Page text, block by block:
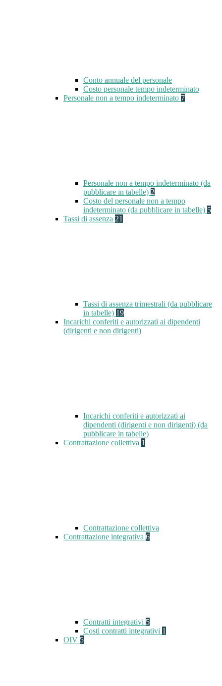
Conto annuale del personale
Costo personale tempo indeterminato
Personale non a tempo indeterminato 7
Personale non a tempo indeterminato (da
pubblicare in tabelle) 2
Costo del personale non a tempo
indeterminato (da pubblicare in tabelle) 5
Tassi di assenza 21
Tassi di assenza trimestrali (da pubblicare
in tabelle) 19
Incarichi conferiti e autorizzati ai dipendenti
(dirigenti e non dirigenti)
Incarichi conferiti e autorizzati ai
dipendenti (dirigenti e non dirigenti) (da
pubblicare in tabelle)
Contrattazione collettiva 1
Contrattazione collettiva
Contrattazione integrativa 6
Contratti integrativi 5
Costi contratti integrativi 1
OIV 5